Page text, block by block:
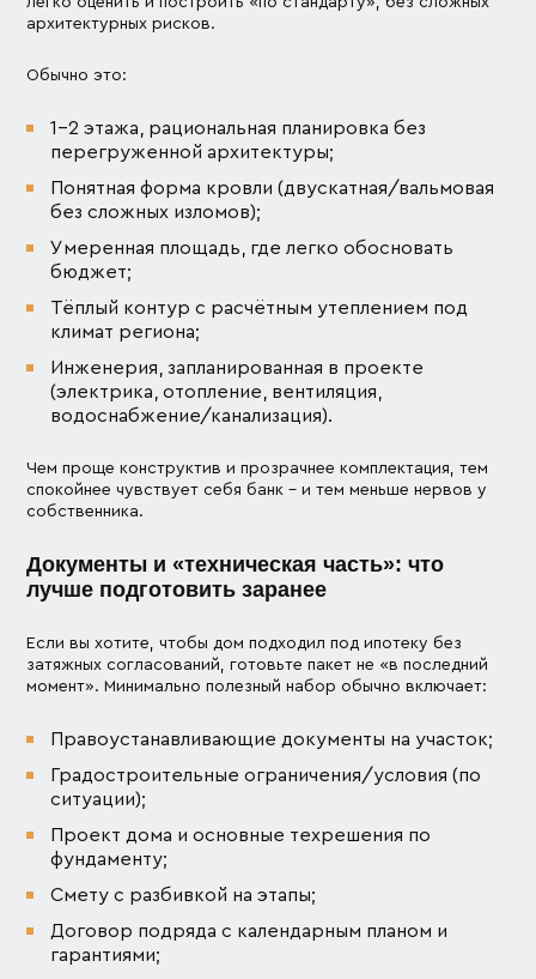
архитектурных рисков.
Обычно это:
1-2 этажа, рациональная планировка без
перегруженной архитектуры;
Понятная форма кровли (двускатная/вальмовая
без сложных изломов);
Умеренная площадь, где легко обосновать
бюджет;
Тёплый контур с расчётным утеплением под
климат региона;
Инженерия, запланированная в проекте
(электрика, отопление, вентиляция,
водоснабжение/канализация).
Чем проще конструктив и прозрачнее комплектация, тем
спокойнее чувствует себя банк – и тем меньше нервов у
собственника.
Документы и «техническая часть»: что
лучше подготовить заранее
Если вы хотите, чтобы дом подходил под ипотеку без
затяжных согласований, готовьте пакет не «в последний
момент». Минимально полезный набор обычно включает:
Правоустанавливающие документы на участок;
Градостроительные ограничения/условия (по
ситуации);
Проект дома и основные техрешения по
фундаменту;
Смету с разбивкой на этапы;
Договор подряда с календарным планом и
гарантиями;